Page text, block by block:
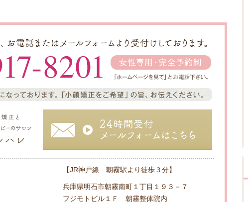
【JR神戸線 朝霧駅より徒歩３分】
兵庫県明石市朝霧南町１丁目１９３－７
フジモトビル１Ｆ 朝霧整体院内